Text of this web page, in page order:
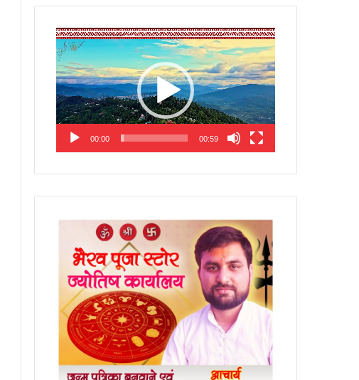
Video
Player
00:00 00:59